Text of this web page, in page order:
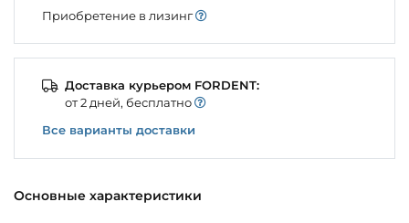
Основные характеристики
Приобретение в лизинг
Доставка курьером FORDENT:
от 2 дней, бесплатно
Все варианты доставки